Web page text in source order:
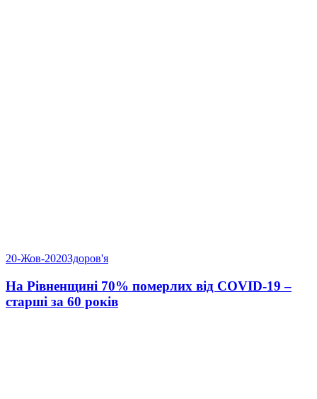
20-Жов-2020Здоров'я
На Рівненщині 70% померлих від COVID-19 –
старші за 60 років